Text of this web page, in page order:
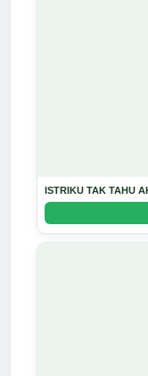
ISTRIKU TAK TAHU